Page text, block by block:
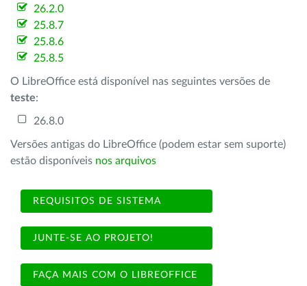
26.2.0
25.8.7
25.8.6
25.8.5
O LibreOffice está disponível nas seguintes versões de
teste:
26.8.0
Versões antigas do LibreOffice (podem estar sem suporte)
estão disponíveis nos arquivos
REQUISITOS DE SISTEMA
JUNTE-SE AO PROJETO!
FAÇA MAIS COM O LIBREOFFICE